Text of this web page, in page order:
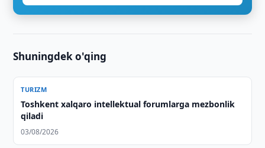
Shuningdek o'qing
TURIZM
Toshkent xalqaro intellektual forumlarga mezbonlik
qiladi
03/08/2026